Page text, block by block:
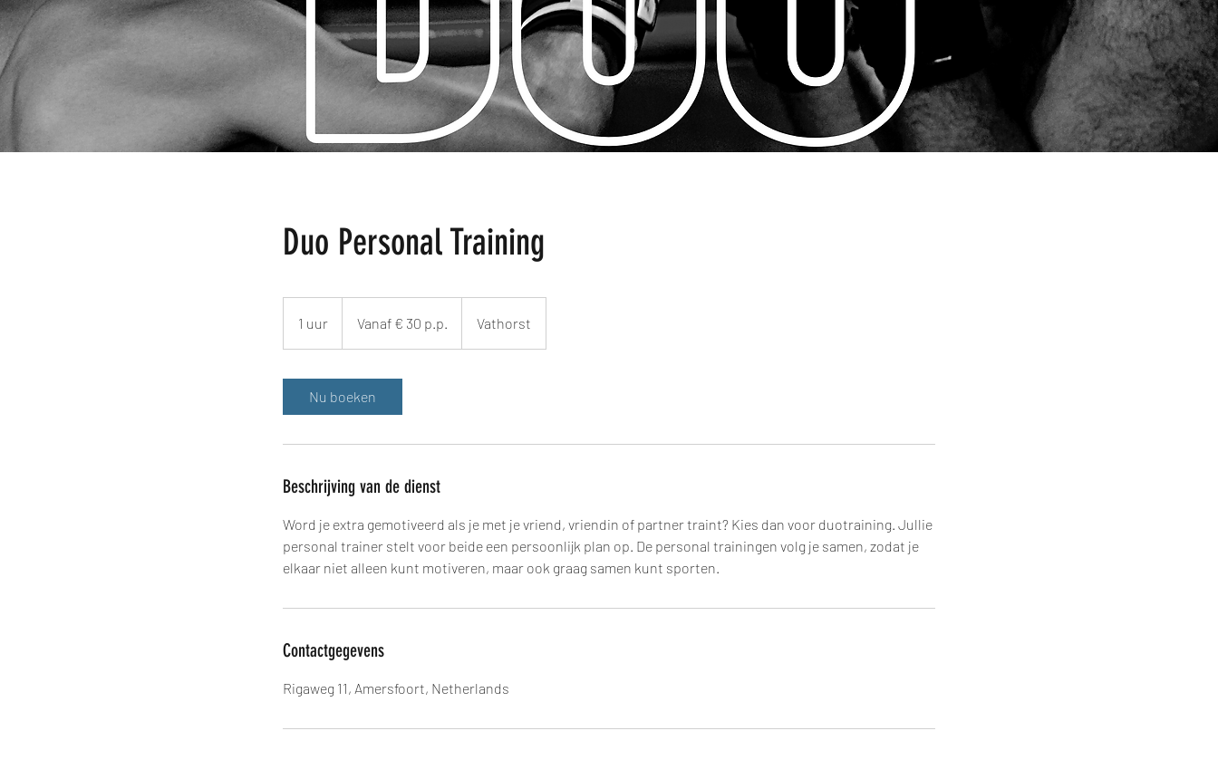
Duo Personal Training
1 uur
u
Vanaf € 30 p.p. Vathorst
Nu boeken
Beschrijving van de dienst
Word je extra gemotiveerd als je met je vriend, vriendin of partner traint? Kies dan voor duotraining. Jullie
personal trainer stelt voor beide een persoonlijk plan op. De personal trainingen volg je samen, zodat je
elkaar niet alleen kunt motiveren, maar ook graag samen kunt sporten.
Contactgegevens
Rigaweg 11, Amersfoort, Netherlands